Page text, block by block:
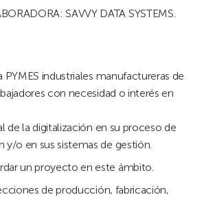
SAVVY DATA SYSTEMS.
PYMES industriales manufactureras de
con necesidad o interés en
de la digitalización en su proceso de
y/o en sus sistemas de gestión.
un proyecto en este ámbito.
de producción, fabricación,